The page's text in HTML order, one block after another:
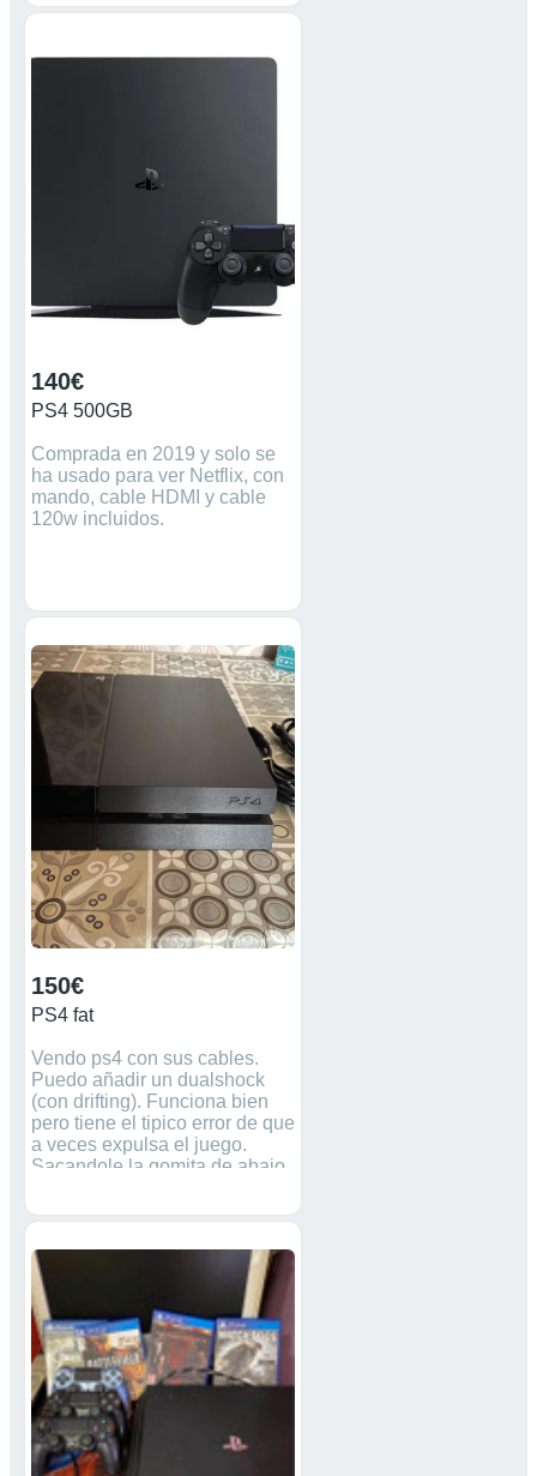
140€
PS4 500GB
Comprada en 2019 y solo se
ha usado para ver Netflix, con
mando, cable HDMI y cable
120w incluidos.
150€
PS4 fat
Vendo ps4 con sus cables.
Puedo añadir un dualshock
(con drifting). Funciona bien
pero tiene el tipico error de que
a veces expulsa el juego.
Sacandole la gomita de abajo
me he pasado a la nueva
caja de una PS5.